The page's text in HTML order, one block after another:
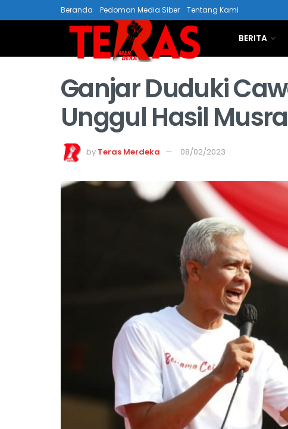
Beranda Pedoman Media Siber Tentang Kami
BERITA
Ganjar Duduki
Unggul Hasil
by Teras Merdeka 08/02/2023